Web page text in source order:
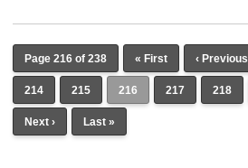
Page 216 of 238 « First ‹ Previous
214 215 216 217 218
Next › Last »